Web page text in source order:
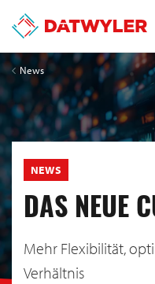
News
NEWS
DAS NEUE
Mehr Flexibilität,
Verhältnis